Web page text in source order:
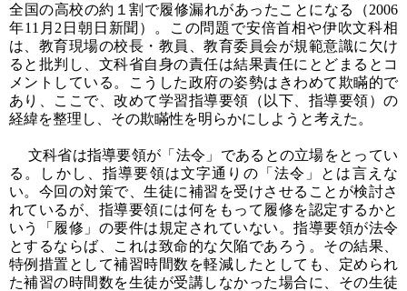
全国の高校の約１割で履修漏れがあったことになる（2006
年11月2日朝日新聞）。この問題で安倍首相や伊吹文科相
は、教育現場の校長・教員、教育委員会が規範意識に欠け
ると批判し、文科省自身の責任は結果責任にとどまるとコ
メントしている。こうした政府の姿勢はきわめて欺瞞的で
あり、ここで、改めて学習指導要領（以下、指導要領）の
経緯を整理し、その欺瞞性を明らかにしようと考えた。
文科省は指導要領が「法令」であるとの立場をとってい
る。しかし、指導要領は文字通りの「法令」とは言えな
い。今回の対策で、生徒に補習を受けさせることが検討さ
れているが、指導要領には何をもって履修を認定するかと
いう「履修」の要件は規定されていない。指導要領が法令
とするならば、これは致命的な欠陥であろう。その結果、
特例措置として補習時間数を軽減したとしても、定められ
た補習の時間数を生徒が受講しなかった場合に、その生徒